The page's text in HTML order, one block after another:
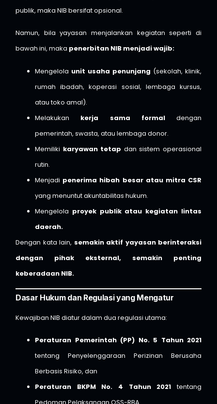
publik, maka NIB bersifat opsional.
Namun, bila yayasan menjalankan kegiatan seperti di
bawah ini, maka penerbitan NIB menjadi wajib:
Mengelola unit usaha penunjang (sekolah, klinik,
rumah ibadah, koperasi sosial, lembaga kursus,
atau toko amal).
Melakukan kerja sama formaldengan
pemerintah, swasta, atau lembaga donor.
Memiliki karyawan tetap dan sistem operasional
rutin.
Menjadi penerima hibah besar atau mitra CSR
yang menuntut akuntabilitas hukum.
Mengelola proyek publik atau kegiatan lintas
daerah.
Dengan kata lain, semakin aktif yayasan berinteraksi
dengan pihak eksternal, semakin penting
keberadaan NIB.
Dasar Hukum dan Regulasi yang Mengatur
Kewajiban NIB diatur dalam dua regulasi utama:
Peraturan Pemerintah (PP) No. 5 Tahun 2021
tentang Penyelenggaraan Perizinan Berusaha
Berbasis Risiko, dan
Peraturan BKPM No. 4 Tahun 2021 tentang